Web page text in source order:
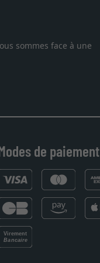
sont au rendez
Merci.
de paiement